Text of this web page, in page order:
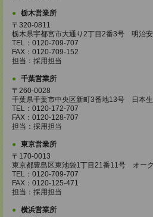
栃木営業所
〒320-0811
栃木県宇都宮市大通り2丁目2番3号 明治
TEL：0120-709-707
FAX：0120-709-152
担当：採用担当
千葉営業所
〒260-0028
千葉県千葉市中央区新町3番地13号 日本
TEL：0120-172-707
FAX：0120-128-707
担当：採用担当
東京営業所
〒170-0013
東京都豊島区東池袋1丁目21番11号 オー
TEL：0120-709-707
FAX：0120-125-471
担当：採用担当
横浜営業所